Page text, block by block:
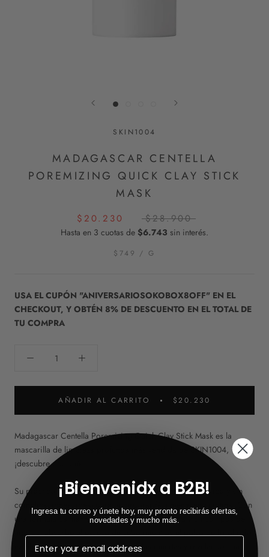
SKIN1004
MADAGASCAR CENTELLA
POREMIZING QUICK CLAY STICK
MASK
$20.230 $28.900
Hasta en 3 cuotas de $6.743 sin interés.
$749 / G
USA EL CUPÓN "ANIVERSARIOSOKOBOX8OFF" EN EL
CHECKOUT, Y OBTÉN 8% DE DESCUENTO EN EL TOTAL DE
TU COMPRA
AÑADIR AL CARRITO $20.230
Madagascar Centella Poremizing Quick Clay Stick Mask es la
mascarilla de limpieza profunda más vendida de SKIN1004,
¡descubre por qué!
Su práctico formato en barra facilita una aplicación rápida y sin
complicaciones, ideal para incorporar fácilmente en tu rutina. Con
una fórmula calmante a base de centella asiática y cinco tipos de
arcillas, absorbe el exceso de sebo mientras el polvo de frijol rojo
exfolia suavemente, eliminando células muertas y revelando una
¡Bienvenidx a B2B!
Ingresa tu correo y únete hoy, muy pronto recibirás ofertas,
novedades y mucho más.